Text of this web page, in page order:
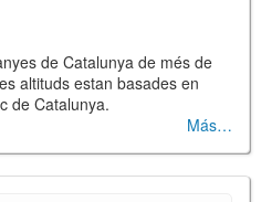
de Catalunya de més de
altituds estan basades en
de Catalunya.
Más